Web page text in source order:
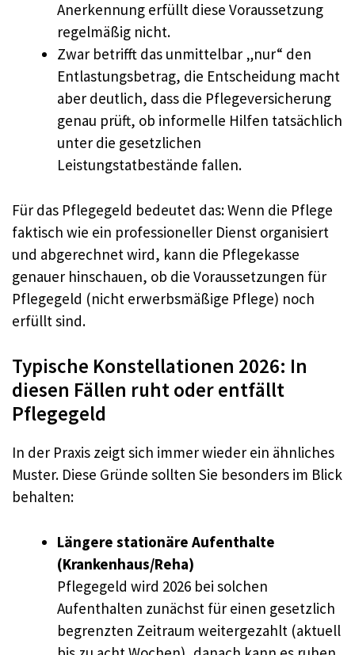
Anerkennung erfüllt diese Voraussetzung
regelmäßig nicht.
Zwar betrifft das unmittelbar „nur“ den
Entlastungsbetrag, die Entscheidung macht
aber deutlich, dass die Pflegeversicherung
genau prüft, ob informelle Hilfen tatsächlich
unter die gesetzlichen
Leistungstatbestände fallen.
Für das Pflegegeld bedeutet das: Wenn die Pflege
faktisch wie ein professioneller Dienst organisiert
und abgerechnet wird, kann die Pflegekasse
genauer hinschauen, ob die Voraussetzungen für
Pflegegeld (nicht erwerbsmäßige Pflege) noch
erfüllt sind.
Typische Konstellationen 2026: In
diesen Fällen ruht oder entfällt
Pflegegeld
In der Praxis zeigt sich immer wieder ein ähnliches
Muster. Diese Gründe sollten Sie besonders im Blick
behalten:
Längere stationäre Aufenthalte
(Krankenhaus/Reha)
Pflegegeld wird 2026 bei solchen
Aufenthalten zunächst für einen gesetzlich
begrenzten Zeitraum weitergezahlt (aktuell